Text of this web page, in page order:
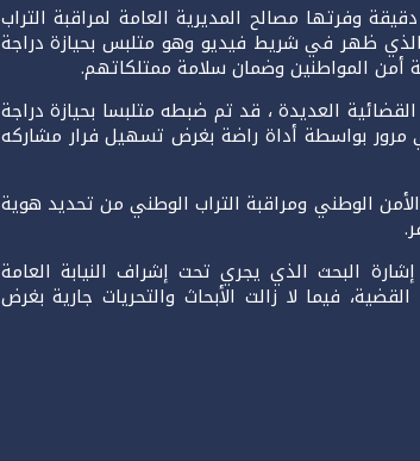
وفرتها مصالح المديرية العامة لمراقبة التراب
توقيف الشخص الذي ظهر في شريط فيديو وهو متلبس بحيازة دراجة
أمن المواطنين وضمان سلامة ممتلكاتهم.
وهو من ذوي السوابق القضائية العديدة ، قد تم ضبطه متلبسا بحيازة دراجة
بواسطة أداة راضة بغرض تسهيل فرار مشاركه
الوطني ومراقبة التراب الوطني من تحديد هوية
البحث الذي يجري تحت إشراف النيابة العامة
فيما لا زالت الأبحاث والتحريات جارية بغرض